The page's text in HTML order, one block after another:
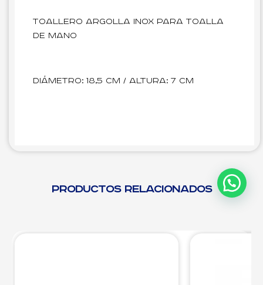
Toallero Argolla Inox para Toalla
de Mano
Diámetro: 18,5 cm / Altura: 7 cm
Productos relacionados